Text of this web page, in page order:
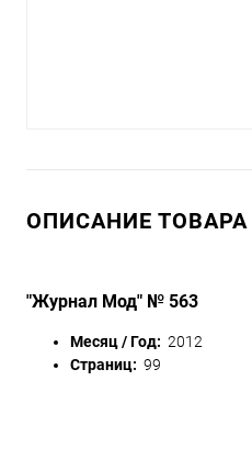
ОПИСАНИЕ ТОВАРА
"Журнал Мод" № 563
Месяц / Год: 2012
Страниц: 99